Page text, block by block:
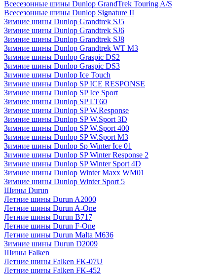
Всесезонные шины Dunlop GrandTrek Touring A/S
Всесезонные шины Dunlop Signature II
Зимние шины Dunlop Grandtrek SJ5
Зимние шины Dunlop Grandtrek SJ6
Зимние шины Dunlop Grandtrek SJ8
Зимние шины Dunlop Grandtrek WT M3
Зимние шины Dunlop Graspic DS2
Зимние шины Dunlop Graspic DS3
Зимние шины Dunlop Ice Touch
Зимние шины Dunlop SP ICE RESPONSE
Зимние шины Dunlop SP Ice Sport
Зимние шины Dunlop SP LT60
Зимние шины Dunlop SP W.Response
Зимние шины Dunlop SP W.Sport 3D
Зимние шины Dunlop SP W.Sport 400
Зимние шины Dunlop SP W.Sport M3
Зимние шины Dunlop Sp Winter Ice 01
Зимние шины Dunlop SP Winter Response 2
Зимние шины Dunlop SP Winter Sport 4D
Зимние шины Dunlop Winter Maxx WM01
Зимние шины Dunlop Winter Sport 5
Шины Durun
Летние шины Durun A2000
Летние шины Durun A-One
Летние шины Durun B717
Летние шины Durun F-One
Летние шины Durun Malta M636
Зимние шины Durun D2009
Шины Falken
Летние шины Falken FK-07U
Летние шины Falken FK-452